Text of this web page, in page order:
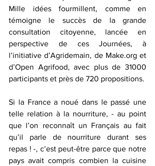
Mille idées fourmillent, comme en
témoigne le succès de la grande
consultation citoyenne, lancée en
perspective de ces Journées, à
l’initiative d’Agridemain, de Make.org et
d’Open Agrifood, avec plus de 31000
participants et près de 720 propositions.
Si la France a noué dans le passé une
telle relation à la nourriture, - au point
que l’on reconnaît un Français au fait
qu’il parle de nourriture durant ses
repas ! -, c’est peut-être parce que notre
pays avait compris combien la cuisine